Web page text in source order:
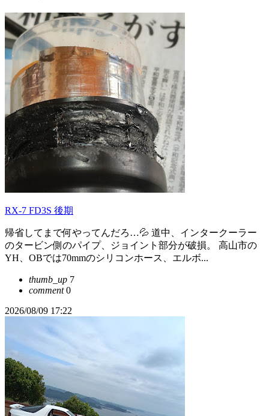
RX-7 FD3S 後期
帰省してまで何やってんだろ…💦 道中、インタークーラー
のタービン側のパイプ、ジョイント部分が破損。 高山市の
YH、OBでは70mmのシリコンホース、エルボ...
thumb_up 7
comment0
2026/08/09 17:22